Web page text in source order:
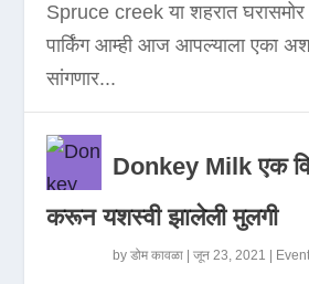
Spruce creek या शहरात घरासमोर
पार्किंग आम्ही आज आपल्याला एका
सांगणार...
Donkey Milk एक
करून यशस्वी झालेली मुलगी
byडोम कावळा |जून 23, 2021